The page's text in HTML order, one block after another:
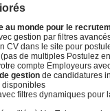
au monde pour le
gestion par filtres
CV dans le site pour
de multiples Postulez
compte Employeurs
gestion de candidatures
disponibles
filtres dynamiques pour